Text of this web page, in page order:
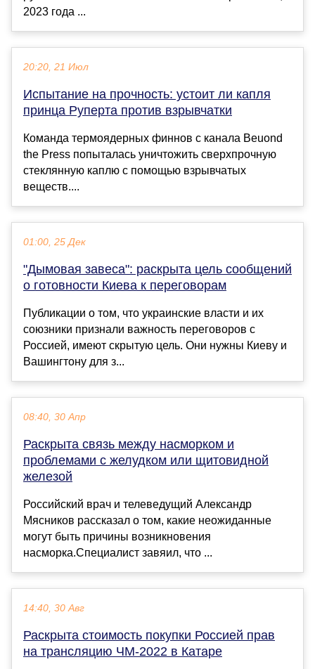
2023 года ...
20:20, 21 Июл
Испытание на прочность: устоит ли капля
принца Руперта против взрывчатки
Команда термоядерных финнов с канала Beuond
the Press попыталась уничтожить сверхпрочную
стеклянную каплю с помощью взрывчатых
веществ....
01:00, 25 Дек
"Дымовая завеса": раскрыта цель сообщений
о готовности Киева к переговорам
Публикации о том, что украинские власти и их
союзники признали важность переговоров с
Россией, имеют скрытую цель. Они нужны Киеву и
Вашингтону для з...
08:40, 30 Апр
Раскрыта связь между насморком и
проблемами с желудком или щитовидной
железой
Российский врач и телеведущий Александр
Мясников рассказал о том, какие неожиданные
могут быть причины возникновения
насморка.Специалист завяил, что ...
14:40, 30 Авг
Раскрыта стоимость покупки Россией прав
на трансляцию ЧМ-2022 в Катаре